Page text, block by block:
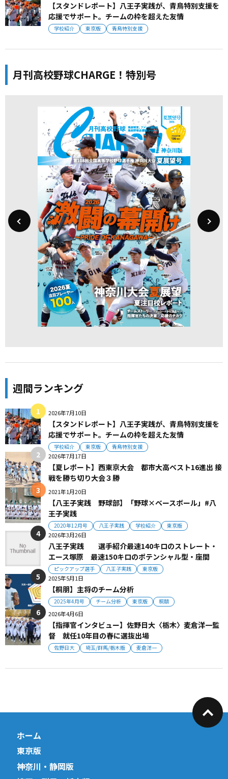
【スタンドレポート】八王子実践が、青鳥特別支援を
応援でサポート。チームの枠を超えた友情
学校紹介 東京版 青鳥特別支援
月刊高校野球CHARGE！特別号
週間ランキング
2026年7月10日
【スタンドレポート】八王子実践が、青鳥特別支援を
応援でサポート。チームの枠を超えた友情
学校紹介 東京版 青鳥特別支援
2026年7月17日
【夏レポート】西東京大会 都市大高ベスト16進出 接
戦を勝ち切り大会３勝
2021年1月20日
【八王子実践 野球部】「野球×ベースボール」#八
王子実践
2020年12月号 八王子実践 学校紹介 東京版
2026年3月26日
八王子実践 選手紹介最速140キロのストレート・
エース塚原 最速150キロのポテンシャル型・座間
ピックアップ選手 八王子実践 東京版
2025年5月1日
【桐朋】主将のチーム分析
2025年4月号 チーム分析 東京版 桐朋
2026年4月6日
【指揮官インタビュー】佐野日大〈栃木〉麦倉洋一監
督 就任10年目の春に選抜出場
佐野日大 埼玉/群馬/栃木版 麦倉洋一
ホーム
東京版
神奈川・静岡版